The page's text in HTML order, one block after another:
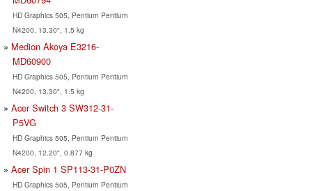
HD Graphics 505, Pentium Pentium
N4200, 13.30", 1.5 kg
Medion Akoya E3216-
MD60900
HD Graphics 505, Pentium Pentium
N4200, 13.30", 1.5 kg
Acer Switch 3 SW312-31-
P5VG
HD Graphics 505, Pentium Pentium
N4200, 12.20", 0.877 kg
Acer Spin 1 SP113-31-P0ZN
HD Graphics 505, Pentium Pentium